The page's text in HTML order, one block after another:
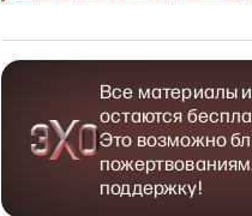
Все материалы
остаются
Это возможно
поддержку!